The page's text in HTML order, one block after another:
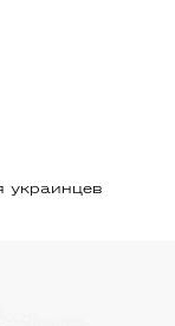
украинцев